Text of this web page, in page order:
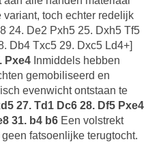
variant, toch echter redelijk
24. De2 Pxh5 25. Dxh5 Tf5
Db4 Txc5 29. Dxc5 Ld4+]
Pxe4 Inmiddels hebben
gemobiliseerd en
evenwicht ontstaan te
27. Td1 Dc6 28. Df5 Pxe4
31. b4 b6 Een volstrekt
fatsoenlijke terugtocht.